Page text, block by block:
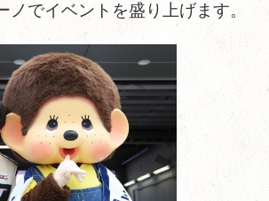
ノでイベントを盛り上げます。